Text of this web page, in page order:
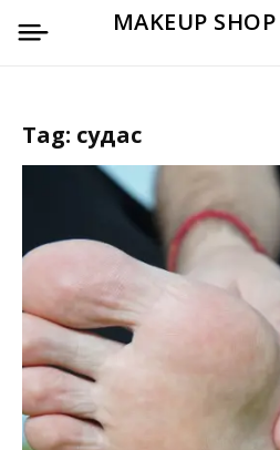
MAKEUP SHOP
Tag: судас